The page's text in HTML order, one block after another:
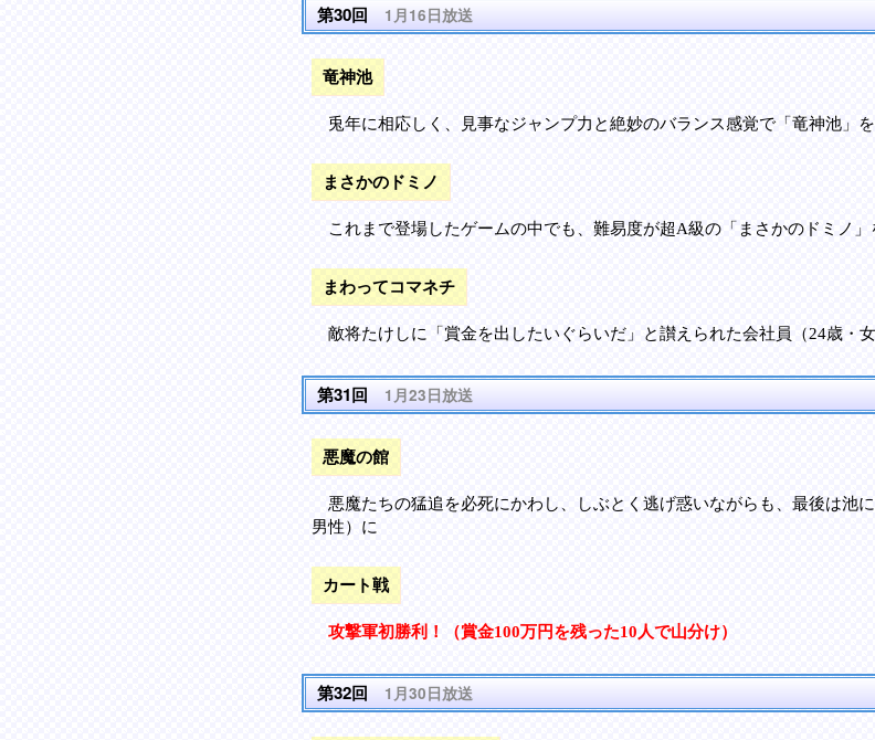
第30回 1月16日放送
竜神池
兎年に相応しく、見事なジャンプ力と絶妙のバランス感覚で「竜神池」
まさかのドミノ
これまで登場したゲームの中でも、難易度が超A級の「まさかのドミノ
まわってコマネチ
敵将たけしに「賞金を出したいぐらいだ」と讃えられた会社員（24歳・
第31回 1月23日放送
悪魔の館
悪魔たちの猛追を必死にかわし、しぶとく逃げ惑いながらも、最後は池
男性）に
カート戦
攻撃軍初勝利！（賞金100万円を残った10人で山分け）
第32回 1月30日放送